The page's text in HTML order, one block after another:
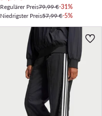
Regulärer Preis79,99 €-31%
Niedrigster Preis57,99 €-5%